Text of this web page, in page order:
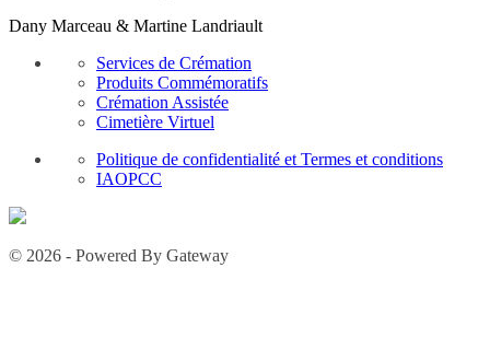
Dany Marceau & Martine Landriault
Services de Crémation
Produits Commémoratifs
Crémation Assistée
Cimetière Virtuel
Politique de confidentialité et Termes et conditions
IAOPCC
© 2026 - Powered By Gateway